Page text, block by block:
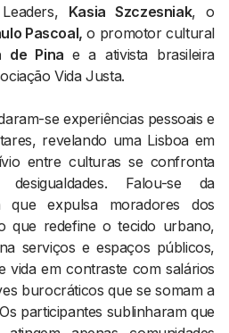
Kasia Szczesniak, o
Pascoal, o promotor cultural
de Pina e a ativista brasileira
Vida Justa.
se experiências pessoais e
revelando uma Lisboa em
entre culturas se confronta
Falou-se da
que expulsa moradores dos
que redefine o tecido urbano,
serviços e espaços públicos,
vida em contraste com salários
burocráticos que se somam a
participantes sublinharam que